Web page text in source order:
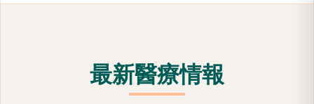
最新醫療情報